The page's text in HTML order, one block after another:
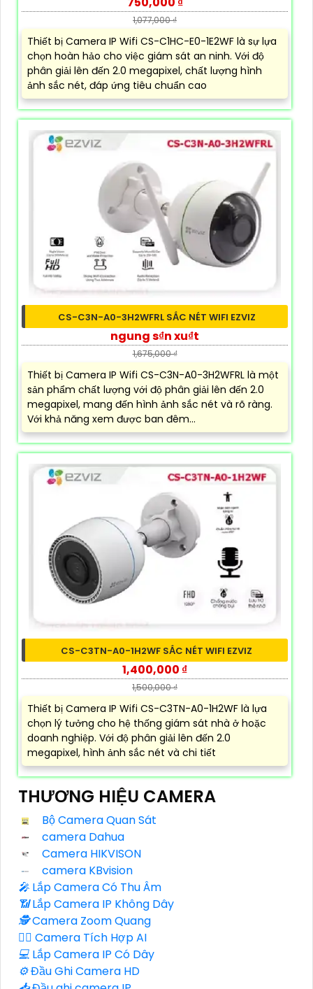
1,077,000 ₫
Thiết bị Camera IP Wifi CS-C1HC-E0-1E2WF là sự lựa
chọn hoàn hảo cho việc giám sát an ninh. Với độ
phân giải lên đến 2.0 megapixel, chất lượng hình
ảnh sắc nét, đáp ứng tiêu chuẩn cao
CS-C3N-A0-3H2WFRL SẮC NÉT WIFI EZVIZ
ngung s₫n xu₫t
1,675,000 ₫
Thiết bị Camera IP Wifi CS-C3N-A0-3H2WFRL là một
sản phẩm chất lượng với độ phân giải lên đến 2.0
megapixel, mang đến hình ảnh sắc nét và rõ ràng.
Với khả năng xem được ban đêm...
CS-C3TN-A0-1H2WF SẮC NÉT WIFI EZVIZ
1,400,000 ₫
1,500,000 ₫
Thiết bị Camera IP Wifi CS-C3TN-A0-1H2WF là lựa
chọn lý tưởng cho hệ thống giám sát nhà ở hoặc
doanh nghiệp. Với độ phân giải lên đến 2.0
megapixel, hình ảnh sắc nét và chi tiết
THƯƠNG HIỆU CAMERA
Bộ Camera Quan Sát
camera Dahua
Camera HIKVISON
camera KBvision
️🎤️ Lắp Camera Có Thu Âm
📶Lắp Camera IP Không Dây
🕵️Camera Zoom Quang
🧛‍♀️ Camera Tích Hợp AI
💻 Lắp Camera IP Có Dây
⚙️Đầu Ghi Camera HD